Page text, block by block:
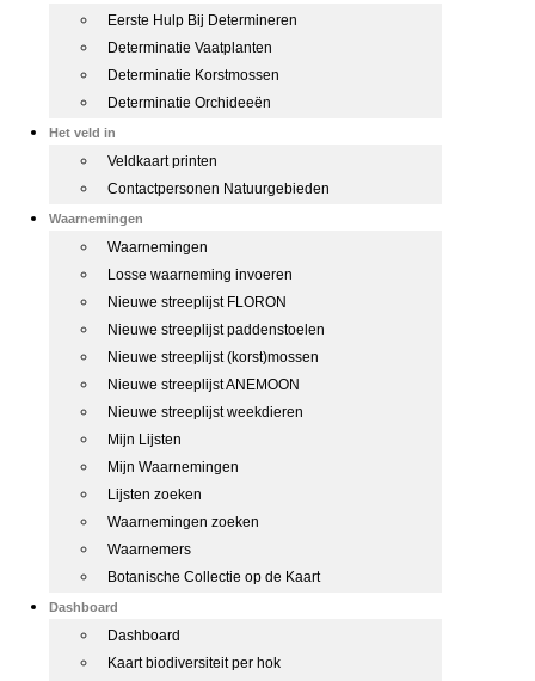
Eerste Hulp Bij Determineren
Determinatie Vaatplanten
Determinatie Korstmossen
Determinatie Orchideeën
Het veld in
Veldkaart printen
Contactpersonen Natuurgebieden
Waarnemingen
Waarnemingen
Losse waarneming invoeren
Nieuwe streeplijst FLORON
Nieuwe streeplijst paddenstoelen
Nieuwe streeplijst (korst)mossen
Nieuwe streeplijst ANEMOON
Nieuwe streeplijst weekdieren
Mijn Lijsten
Mijn Waarnemingen
Lijsten zoeken
Waarnemingen zoeken
Waarnemers
Botanische Collectie op de Kaart
Dashboard
Dashboard
Kaart biodiversiteit per hok